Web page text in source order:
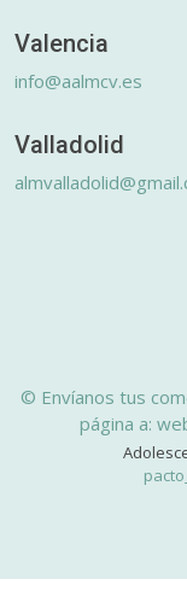
Valencia
info@aalmcv.es
Valladolid
© Envíanos tus
página a: